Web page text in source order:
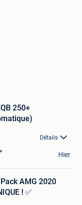
250+
Détails
Hier
AMG 2020
! ✅️